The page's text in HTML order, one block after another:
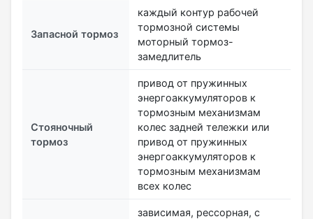
Запасной тормоз
каждый контур рабочей
тормозной системы
моторный тормоз-
замедлитель
Стояночный
тормоз
привод от пружинных
энергоаккумуляторов к
тормозным механизмам
колес задней тележки или
привод от пружинных
энергоаккумуляторов к
тормозным механизмам
всех колес
зависимая, рессорная, с